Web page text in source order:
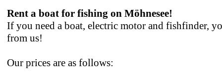
Rent a boat for fishing on Möhnesee!
If you need a boat, electric motor and fishfinder,
from us!
Our prices are as follows: